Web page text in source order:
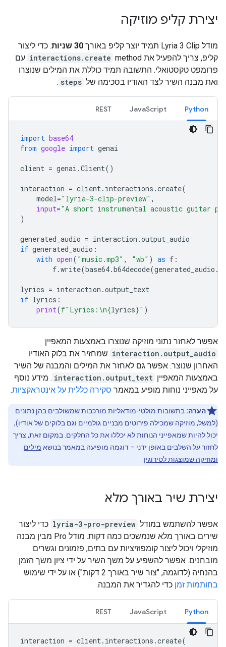
יצירת קליפ מוזיקה
מודל Lyria 3 Clip תמיד יוצר קליפ באורך 30 שניות
. כדי ליצור
קליפ, צריך להפעיל את method‏
interactions.create עם
פרומפט טקסטואלי. התשובה תמיד כוללת את המילים שנוצרו
ואת מבנה השיר לצד האודיו בסכימה של steps
.
Python
JavaScript
REST
import base64
from google import genai
client = genai .Client()
interaction = client. interactions .create(
model="lyria-3-clip-preview" ,
input="A short instrumental acoustic guitar
)
generated_audio = interaction .output_audio
if generated_audio :
with open( "music.mp3" , "wb" ) as f :
f.write(base64.b64decode(generated_audio .
lyrics = interaction .output_text
if lyrics :
print(f"Lyrics: \n{lyrics}" )
אפשר לאחזר נתוני מוזיקה שנוצרו באמצעות המאפיין
interaction.output_audio שמחזיר את בלוק האודיו
האחרון שנוצר. אפשר גם לאחזר את המילים והמבנה של השיר
באמצעות המאפיין interaction.output_text . מידע נוסף
על מאפייני נוחות מופיע במאמר סקירה כללית על אינטראקציות.
הערה: בתשובות מולטי-מודאליות מורכבות שמשולבים בהן נתונים
(למשל, מוזיקה שמכילה פירוטים מבניים גולמיים וגם בלוקים של אודיו),
יכול להיות שמאפייני הנוחות לא יכללו את כל החלקים. במקום זאת, צריך
לחזור על השלבים באופן ידני – דוגמה מופיעה במאמר בנושא מילים
ומוזיקה שמוצגות לסירוגין
יצירת שיר באורך מלא
אפשר להשתמש במודל lyria-3-pro-preview כדי ליצור
שירים באורך מלא שנמשכים כמה דקות. מודל Pro מבין מבנה
מוזיקלי ויכול ליצור קומפוזיציות עם בתים, פזמונים וגשרים
מובחנים. אפשר להשפיע על משך השיר על ידי ציון משך הזמן
בהנחיה (לדוגמה, "צור שיר באורך 2 דקות") או על ידי שימוש
בחותמות זמן כדי להגדיר את המבנה.
Python
JavaScript
REST
interaction = client. interactions .create(